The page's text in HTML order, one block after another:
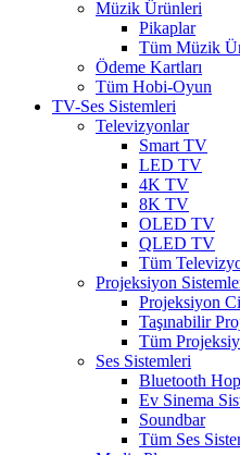
Müzik Ürünleri
Pikaplar
Tüm Müzik
Ödeme Kartları
Tüm Hobi-Oyun
TV-Ses Sistemleri
Televizyonlar
Smart TV
LED TV
4K TV
8K TV
OLED TV
QLED TV
Tüm
Projeksiyon
Projeksiyon
Taşınabilir
Tüm
Ses Sistemleri
Bluetooth
Ev Sinema
Soundbar
Tüm Ses